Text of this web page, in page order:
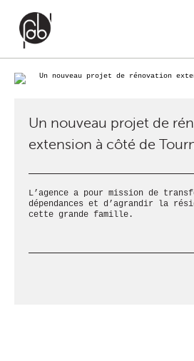
PROJETS
Un nouveau projet de
extension à côté de
L’agence a pour mission de
dépendances et d’agrandir la
cette grande famille.